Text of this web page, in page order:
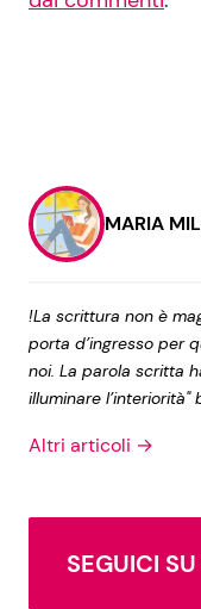
MARIA
!La scrittura non è
porta d’ingresso per
noi. La parola scritta
illuminare
Altri articoli →
SEGUICI